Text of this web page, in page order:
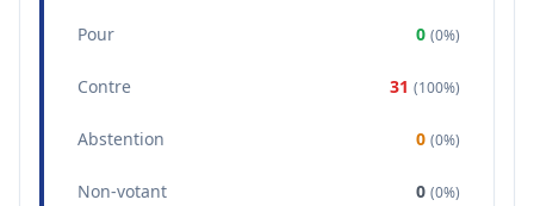
Pour 0 (0%)
Contre 31 (100%)
Abstention 0 (0%)
Non-votant 0 (0%)